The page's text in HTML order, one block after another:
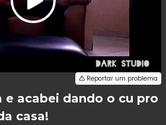
Reportar um problema
e acabei dando o cu pro
casa!